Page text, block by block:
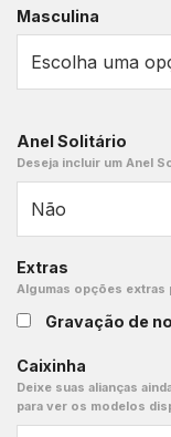
Masculina
Anel Solitário
Deseja incluir um Anel
Extras
Algumas opções extras
Gravação de
Caixinha
Deixe suas alianças
para ver os modelos